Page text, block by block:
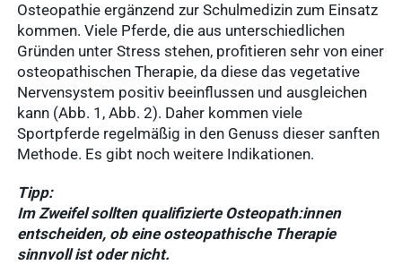
Osteopathie ergänzend zur Schulmedizin zum Einsatz
kommen. Viele Pferde, die aus unterschiedlichen
Gründen unter Stress stehen, profitieren sehr von einer
osteopathischen Therapie, da diese das vegetative
Nervensystem positiv beeinflussen und ausgleichen
kann (Abb. 1, Abb. 2). Daher kommen viele
Sportpferde regelmäßig in den Genuss dieser sanften
Methode. Es gibt noch weitere Indikationen.
Tipp:
Im Zweifel sollten qualifizierte Osteopath:innen
entscheiden, ob eine osteopathische Therapie
sinnvoll ist oder nicht.